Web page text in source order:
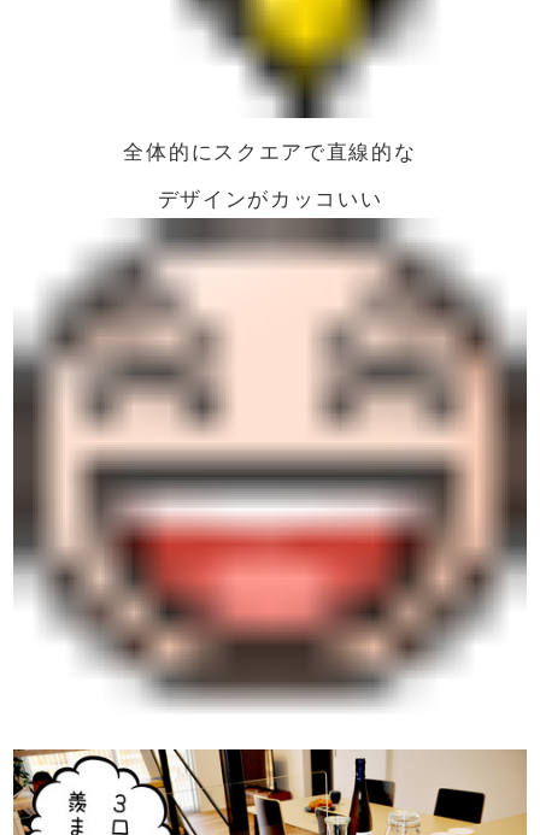
全体的にスクエアで直線的な
デザインがカッコいい